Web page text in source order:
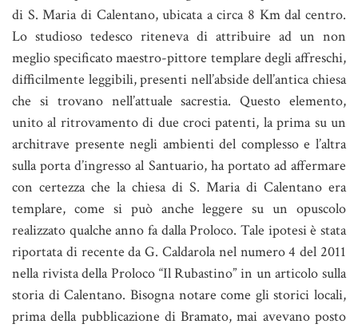
di S. Maria di Calentano, ubicata a circa 8 Km dal centro.
Lo studioso tedesco riteneva di attribuire ad un non
meglio specificato maestro-pittore templare degli affreschi,
difficilmente leggibili, presenti nell’abside dell’antica chiesa
che si trovano nell’attuale sacrestia. Questo elemento,
unito al ritrovamento di due croci patenti, la prima su un
architrave presente negli ambienti del complesso e l’altra
sulla porta d’ingresso al Santuario, ha portato ad affermare
con certezza che la chiesa di S. Maria di Calentano era
templare, come si può anche leggere su un opuscolo
realizzato qualche anno fa dalla Proloco. Tale ipotesi è stata
riportata di recente da G. Caldarola nel numero 4 del 2011
nella rivista della Proloco “Il Rubastino” in un articolo sulla
storia di Calentano. Bisogna notare come gli storici locali,
prima della pubblicazione di Bramato, mai avevano posto